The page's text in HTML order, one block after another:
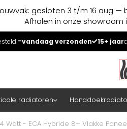
gesloten 3 t/m 16 aug —
Afhalen in onze showroom
=vandaag verzonden 15+ jaar
radiatoren
Watt - ECA Hybride 8+ Vlakke